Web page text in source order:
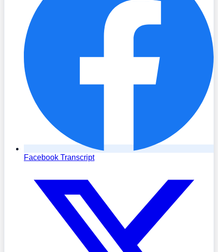
Facebook Transcript